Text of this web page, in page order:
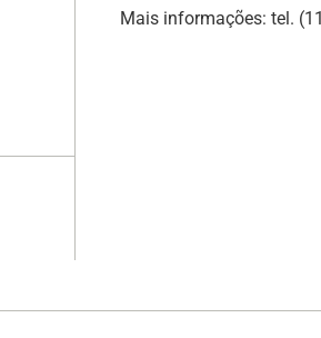
Mais informações: tel.